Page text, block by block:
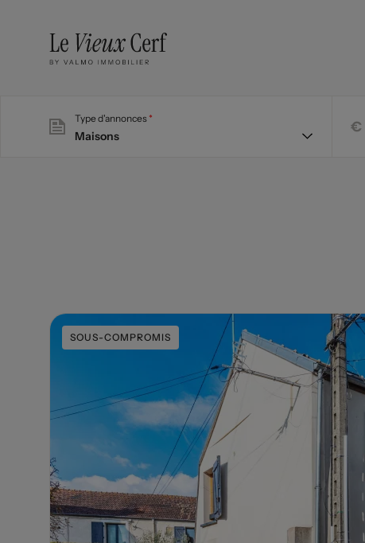
Type d'annonces
SOUS-COMPROMIS